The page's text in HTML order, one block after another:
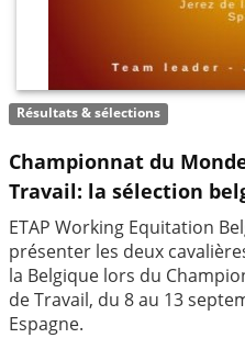
Résultats & sélections
Championnat du
Travail: la sélection
ETAP Working Equitation
présenter les deux
la Belgique lors du
de Travail, du 8 au 13
Espagne.